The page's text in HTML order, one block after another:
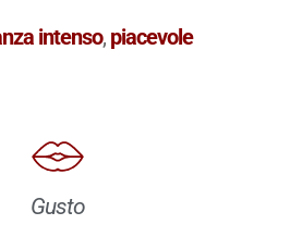
intenso, piacevole
Gusto